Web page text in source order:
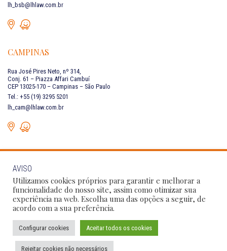
lh_bsb@lhlaw.com.br
CAMPINAS
Rua José Pires Neto, nº 314,
Conj. 61 – Piazza Affari Cambuí
CEP 13025-170 – Campinas – São Paulo
Tel.: +55 (19) 3295 5201
lh_cam@lhlaw.com.br
FALE CONOSCO
Siga as nossas redes sociais:
Política de Privacidade Condições de Uso
AVISO
Utilizamos cookies próprios para garantir e melhorar a
funcionalidade do nosso site, assim como otimizar sua
experiência na web. Escolha uma das opções a seguir, de
acordo com a sua preferência.
Configurar cookies Aceitar todos os cookies
Rejeitar cookies não necessários